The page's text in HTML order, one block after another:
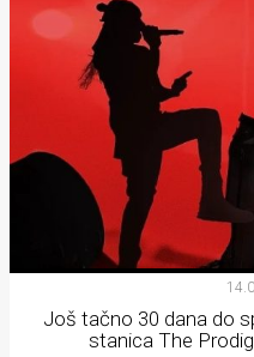
Još tačno 30 dana do
stanica The